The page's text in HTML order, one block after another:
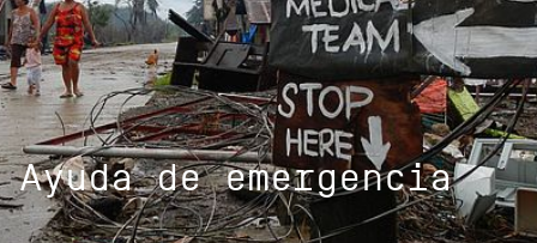
Ayuda de emergencia